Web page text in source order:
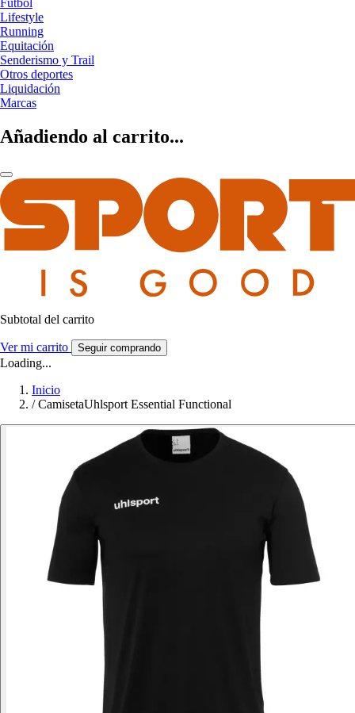
Lifestyle
Running
Equitación
Senderismo y Trail
Otros deportes
Liquidación
Marcas
Añadiendo al carrito...
Subtotal del carrito
Ver mi carrito Seguir comprando
Loading...
Inicio
/ CamisetaUhlsport Essential Functional